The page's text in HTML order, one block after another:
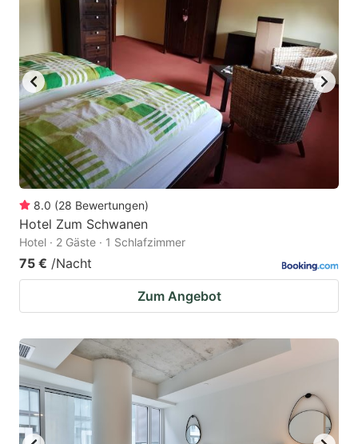
8.0 (28 Bewertungen)
Hotel Zum Schwanen
Hotel · 2 Gäste · 1 Schlafzimmer
75 € /Nacht
Zum Angebot